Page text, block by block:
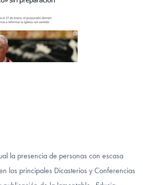
la presencia de personas con escasa
los principales Dicasterios y Conferencias